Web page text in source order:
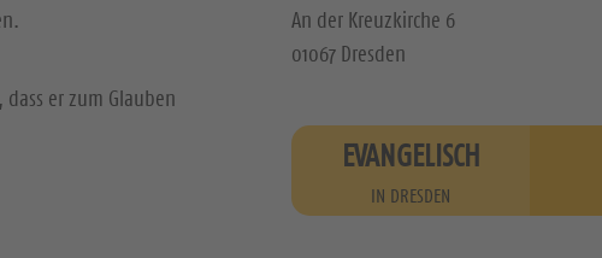
er zum Glauben
An der Kreuzkirche 6
01067 Dresden
EVANGELISCH
IN DRESDEN